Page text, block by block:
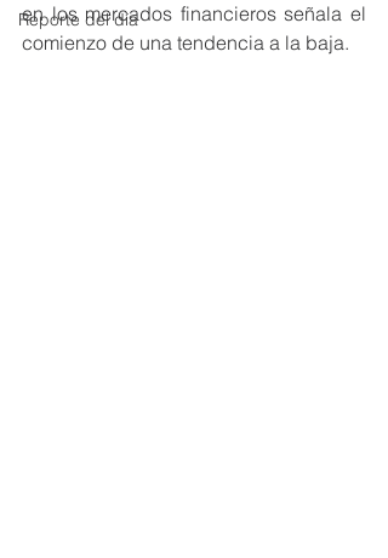
Reporte del día
en los mercados financieros señala el
comienzo de una tendencia a la baja.